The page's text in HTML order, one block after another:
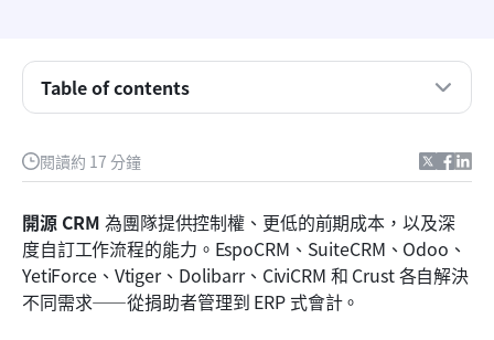
閱讀約 17 分鐘
開源 CRM 為團隊提供控制權、更低的前期成本，以及深
度自訂工作流程的能力。EspoCRM、SuiteCRM、Odoo、
YetiForce、Vtiger、Dolibarr、CiviCRM 和 Crust 各自解決
不同需求——從捐助者管理到 ERP 式會計。
Table of contents
什麼是開源 CRM？
企業可用的8大開源CRM工具
為什麼團隊正從開源CRM轉向連結式工作空間